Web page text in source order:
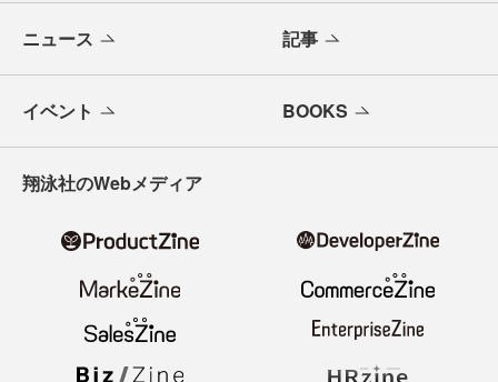
ニュース 記事
イベント BOOKS
翔泳社のWebメディア